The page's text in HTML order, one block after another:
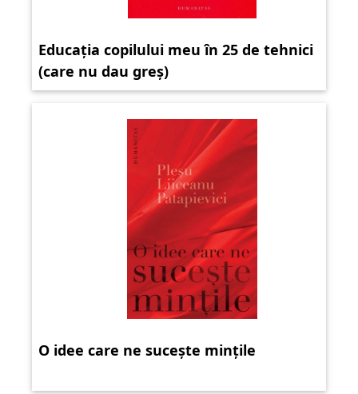
Educația copilului meu în 25 de tehnici
(care nu dau greș)
O idee care ne sucește mințile